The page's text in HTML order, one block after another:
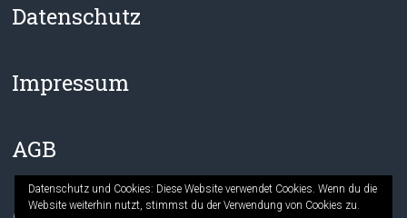
Datenschutz
Impressum
AGB
Datenschutz und Cookies: Diese Website verwendet Cookies. Wenn du die
Website weiterhin nutzt, stimmst du der Verwendung von Cookies zu.